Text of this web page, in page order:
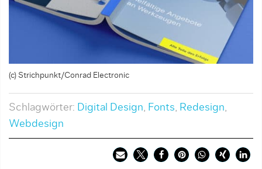
(c) Strichpunkt/Conrad Electronic
Schlagwörter: Digital Design, Fonts, Redesign,
Webdesign